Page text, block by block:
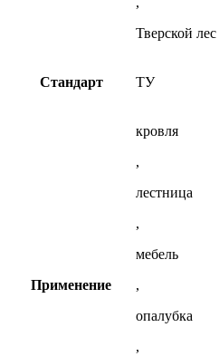
Тверской лес
Стандарт ТУ
Применение
кровля
,
лестница
,
мебель
,
опалубка
,